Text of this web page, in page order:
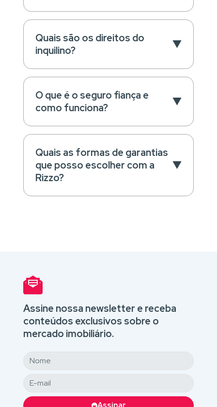
Quais são os direitos do
inquilino?
O que é o seguro fiança e
como funciona?
Quais as formas de garantias
que posso escolher com a
Rizzo?
Assine nossa newsletter e receba
conteúdos exclusivos sobre o
mercado imobiliário.